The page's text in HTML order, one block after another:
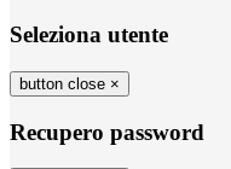
Seleziona utente
button close ×
Recupero password